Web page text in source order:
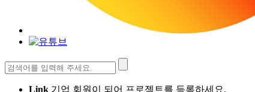
검
색:
Link 기업 회원이 되어 프로젝트를 등록하세요.